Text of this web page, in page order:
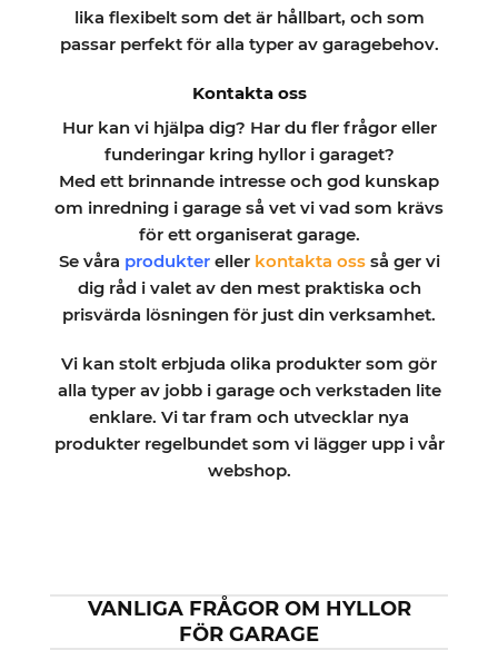
lika flexibelt som det är hållbart, och som
passar perfekt för alla typer av garagebehov.
Kontakta oss
Hur kan vi hjälpa dig? Har du fler frågor eller
funderingar kring hyllor i garaget?
Med ett brinnande intresse och god kunskap
om inredning i garage så vet vi vad som krävs
för ett organiserat garage.
Se våra produktereller kontakta ossså ger vi
dig råd i valet av den mest praktiska och
prisvärda lösningen för just din verksamhet.
Vi kan stolt erbjuda olika produkter som gör
alla typer av jobb i garage och verkstaden lite
enklare. Vi tar fram och utvecklar nya
produkter regelbundet som vi lägger upp i vår
webshop.
VANLIGA FRÅGOR OM HYLLOR
FÖR GARAGE